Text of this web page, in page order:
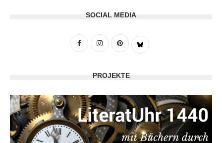
SOCIAL MEDIA
PROJEKTE